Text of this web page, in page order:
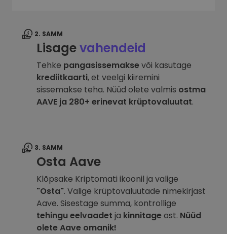
2. SAMM
Lisagevahendeid
Tehke pangasissemaksevõi kasutage
krediitkaarti, et veelgi kiiremini
sissemakse teha. Nüüd olete valmis ostma
AAVE ja 280+ erinevat krüptovaluutat.
3. SAMM
Osta Aave
Klõpsake Kriptomati ikoonil ja valige
"Osta". Valige krüptovaluutade nimekirjast
Aave. Sisestage summa, kontrollige
tehingu eelvaadet ja kinnitageost. Nüüd
olete Aave omanik!